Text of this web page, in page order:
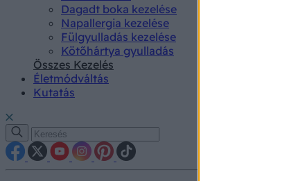
Dagadt boka kezelése
Napallergia kezelése
Fülgyulladás kezelése
Kötőhártya gyulladás
Összes Kezelés
Életmódváltás
Kutatás